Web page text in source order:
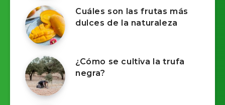
Cuáles son las frutas más
dulces de la naturaleza​
¿Cómo se cultiva la trufa
negra?